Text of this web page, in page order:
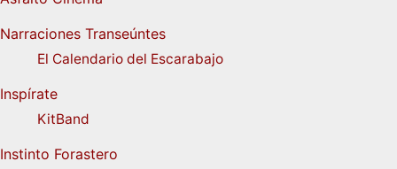
Narraciones Transeúntes
El Calendario del Escarabajo
Inspírate
KitBand
Instinto Forastero